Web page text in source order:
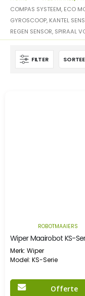
COMPAS SYSTEEM, ECO
GYROSCOOP, KANTEL
REGEN SENSOR, SPIRAAL
FILTER
ROBOTMAAIERS
Merk: Wiper
Model: KS-Serie
Offerte